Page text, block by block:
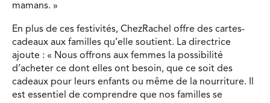
mamans. »
En plus de ces festivités, ChezRachel offre des cartes-
cadeaux aux familles qu’elle soutient. La directrice
ajoute : « Nous offrons aux femmes la possibilité
d’acheter ce dont elles ont besoin, que ce soit des
cadeaux pour leurs enfants ou même de la nourriture. Il
est essentiel de comprendre que nos familles se